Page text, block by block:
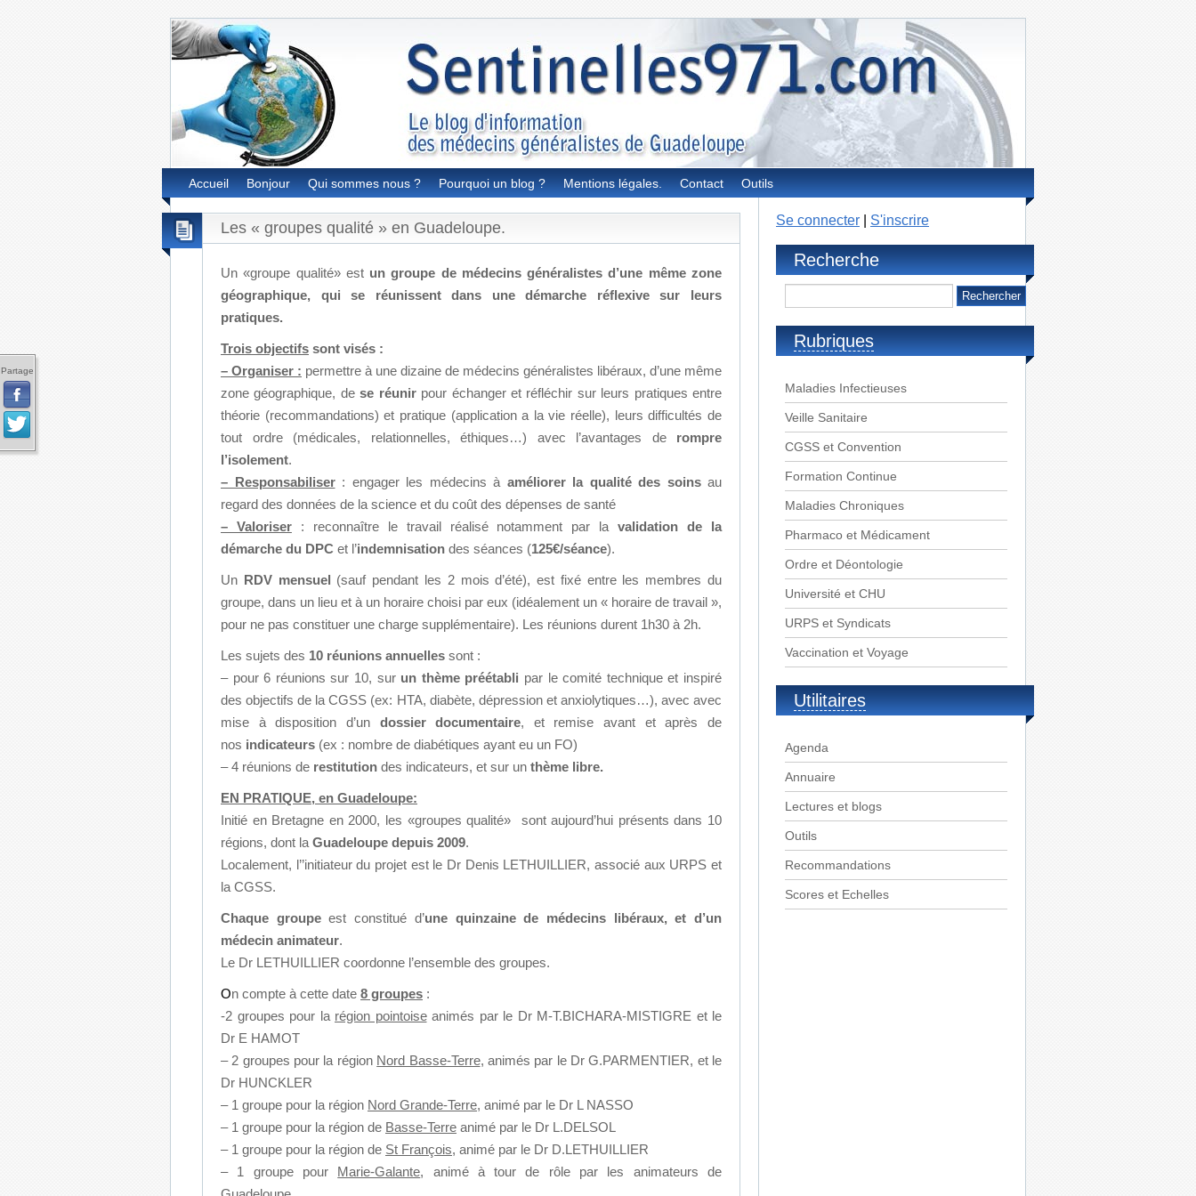
Partage
Accueil Bonjour Qui sommes nous ? Pourquoi un blog ? Mentions légales. Contact Outils
Les « groupes qualité » en Guadeloupe.
Un «groupe qualité» estun groupe de médecins généralistes d’une même zone
géographique, qui se réunissent dans une démarche réflexive sur leurs
pratiques.
Trois objectifs sont visés :
– Organiser : permettre à une dizaine de médecins généralistes libéraux, d’une même
zone géographique, dese réunirpour échanger et réfléchir sur leurs pratiques entre
théorie (recommandations) et pratique (application a la vie réelle), leurs difficultés de
tout ordre (médicales, relationnelles, éthiques…) avec l’avantages de rompre
l’isolement.
– Responsabiliser: engager les médecins à améliorer la qualité des soinsau
regard des données de la science et du coût des dépenses de santé
– Valoriser: reconnaître le travail réalisé notamment par lavalidation de la
démarche du DPC et l’indemnisation des séances (125€/séance).
Un RDV mensuel (sauf pendant les 2 mois d’été), est fixé entre les membres du
groupe, dans un lieu et à un horaire choisi par eux (idéalement un « horaire de travail »,
pour ne pas constituer une charge supplémentaire). Les réunions durent 1h30 à 2h.
Les sujets des 10 réunions annuelles sont :
– pour 6 réunions sur 10, sur un thème préétabli par le comité technique et inspiré
des objectifs de la CGSS (ex: HTA, diabète, dépression et anxiolytiques…), avec avec
mise à disposition d’un dossier documentaire, et remise avant et après de
nos indicateurs (ex : nombre de diabétiques ayant eu un FO)
– 4 réunions de restitution des indicateurs, et sur un thème libre.
EN PRATIQUE, en Guadeloupe:
Initié en Bretagne en 2000, les «groupes qualité» sont aujourd’hui présents dans 10
régions, dont la Guadeloupe depuis 2009.
Localement, l’’initiateur du projet est le Dr Denis LETHUILLIER, associé aux URPS et
la CGSS.
Chaque groupeest constitué d’une quinzaine de médecins libéraux, et d’un
médecin animateur.
Le Dr LETHUILLIER coordonne l’ensemble des groupes.
On compte à cette date 8 groupes :
-2 groupes pour la région pointoiseanimés par le Dr M-T.BICHARA-MISTIGRE et le
Dr E HAMOT
– 2 groupes pour la région Nord Basse-Terre, animés par le Dr G.PARMENTIER, et le
Dr HUNCKLER
– 1 groupe pour la région Nord Grande-Terre, animé par le Dr L NASSO
– 1 groupe pour la région de Basse-Terre animé par le Dr L.DELSOL
– 1 groupe pour la région de St François, animé par le Dr D.LETHUILLIER
– 1 groupe pour Marie-Galante, animé à tour de rôle par les animateurs de
Se connecter S'inscrire
Recherche
Rubriques
Maladies Infectieuses
Veille Sanitaire
CGSS et Convention
Formation Continue
Maladies Chroniques
Pharmaco et Médicament
Ordre et Déontologie
Université et CHU
URPS et Syndicats
Vaccination et Voyage
Utilitaires
Agenda
Annuaire
Lectures et blogs
Outils
Recommandations
Scores et Echelles